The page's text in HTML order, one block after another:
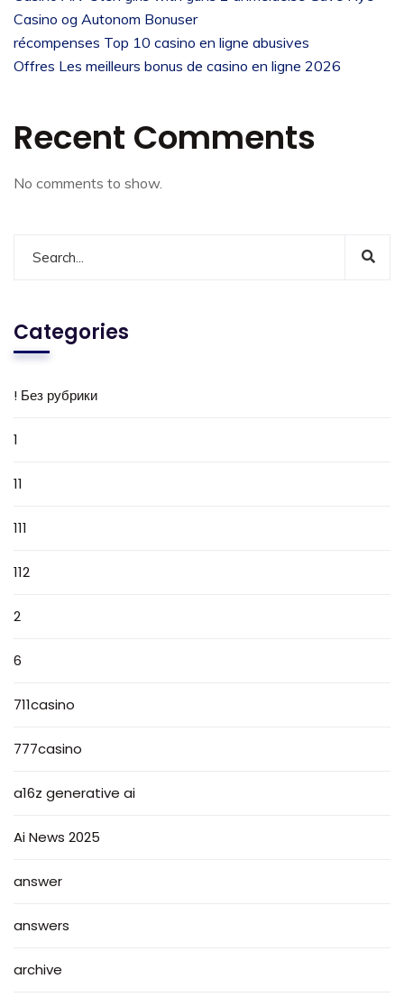
Casino og Autonom Bonuser
récompenses Top 10 casino en ligne abusives
Offres Les meilleurs bonus de casino en ligne 2026
Recent Comments
No comments to show.
Categories
! Без рубрики
1
11
111
112
2
6
711casino
777casino
a16z generative ai
Ai News 2025
answer
answers
archive